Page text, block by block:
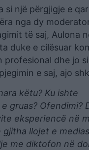
si një përgjigje e
nga dy
të saj, Aulona
duke e cilësuar
profesional dhe jo
e saj, ajo
këtu? Ku ishte
gruas? Ofendimi?
eksperiencë në
llojet e
me diktofon në